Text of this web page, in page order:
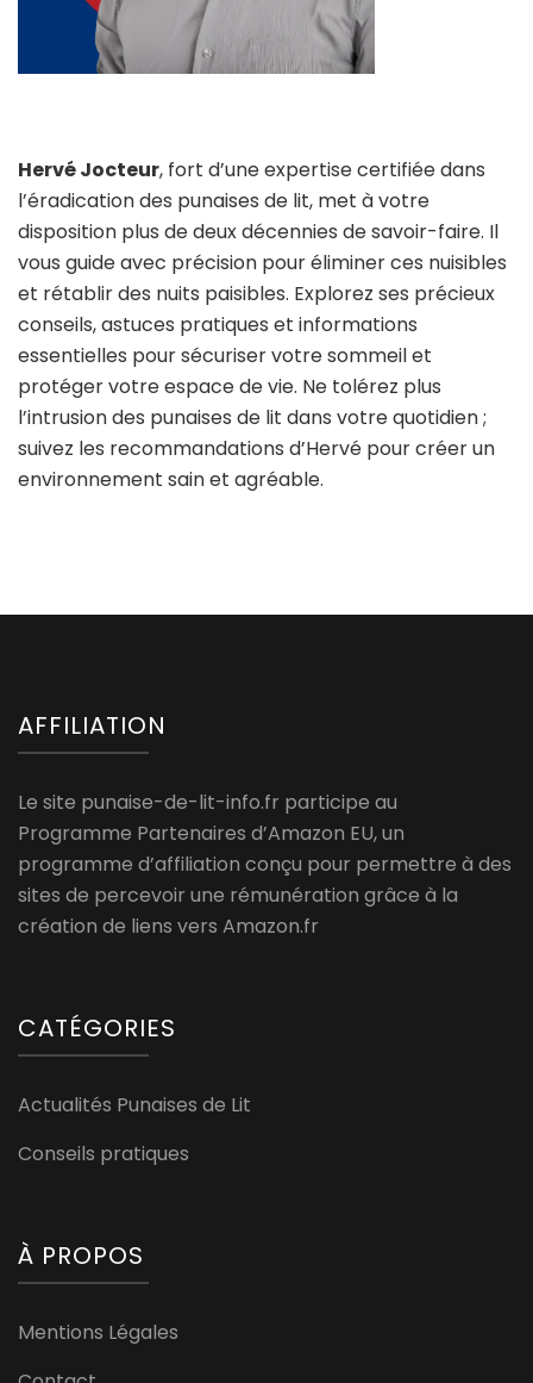
Hervé Jocteur, fort d’une expertise certifiée dans
l’éradication des punaises de lit, met à votre
disposition plus de deux décennies de savoir-faire. Il
vous guide avec précision pour éliminer ces nuisibles
et rétablir des nuits paisibles. Explorez ses précieux
conseils, astuces pratiques et informations
essentielles pour sécuriser votre sommeil et
protéger votre espace de vie. Ne tolérez plus
l’intrusion des punaises de lit dans votre quotidien ;
suivez les recommandations d’Hervé pour créer un
environnement sain et agréable.
AFFILIATION
Le site punaise-de-lit-info.fr participe au
Programme Partenaires d’Amazon EU, un
programme d’affiliation conçu pour permettre à des
sites de percevoir une rémunération grâce à la
création de liens vers Amazon.fr
CATÉGORIES
Actualités Punaises de Lit
Conseils pratiques
À PROPOS
Mentions Légales